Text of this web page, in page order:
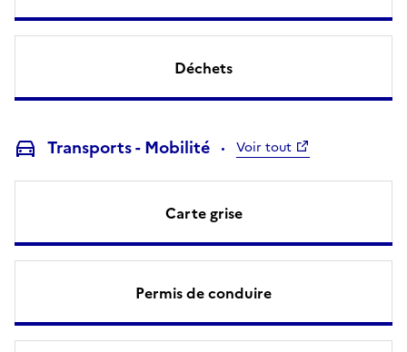
Déchets
Transports - Mobilité Voir tout
Carte grise
Permis de conduire